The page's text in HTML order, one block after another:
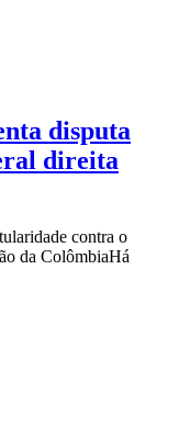
disputa
direita
contra o
da ColômbiaHá